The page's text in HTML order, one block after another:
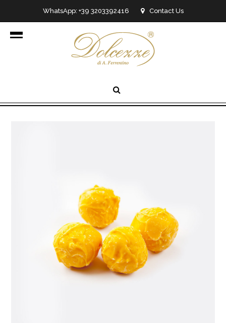
WhatsApp: +39 3203392416 Contact Us
info@dolcezzedicioccolato.it